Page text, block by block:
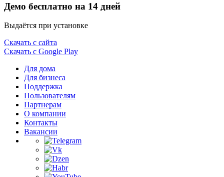
Демо бесплатно на 14 дней
Выдаётся при установке
Скачать с сайта
Скачать с Google Play
Для дома
Для бизнеса
Поддержка
Пользователям
Партнерам
О компании
Контакты
Вакансии